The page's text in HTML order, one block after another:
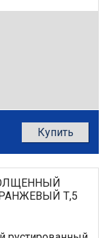
Купить
Т,5